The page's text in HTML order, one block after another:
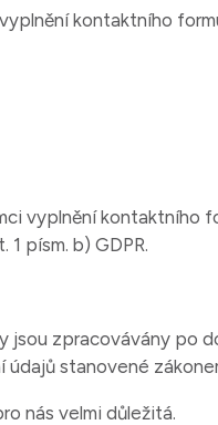
kontaktního
vyplnění kontaktního
písm. b) GDPR.
jsou zpracovávány po
stanovené
nás velmi důležitá.